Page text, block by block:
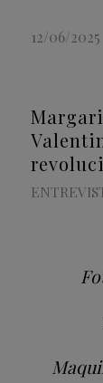
12/06/2025